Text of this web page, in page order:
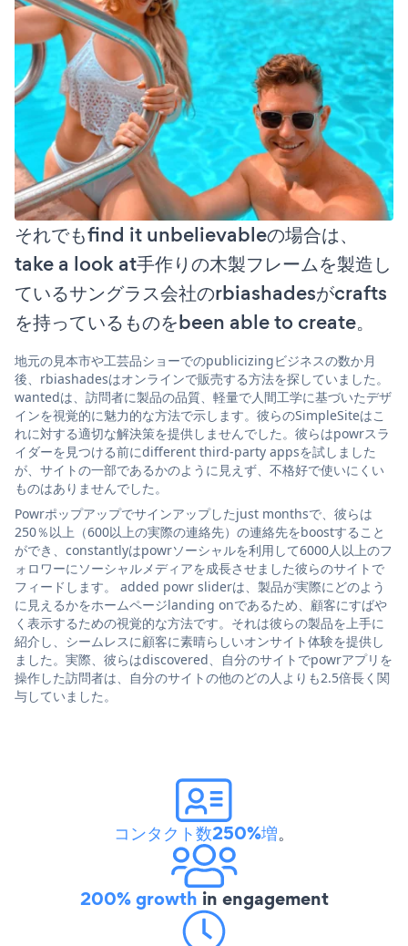
それでもfind it unbelievableの場合は、
take a look at手作りの木製フレームを製造し
ているサングラス会社のrbiashadesがcrafts
を持っているものをbeen able to create。
地元の見本市や工芸品ショーでのpublicizingビジネスの数か月
後、rbiashadesはオンラインで販売する方法を探していました。
wantedは、訪問者に製品の品質、軽量で人間工学に基づいたデザ
インを視覚的に魅力的な方法で示します。彼らのSimpleSiteはこ
れに対する適切な解決策を提供しませんでした。彼らはpowrスラ
イダーを見つける前にdifferent third-party appsを試しました
が、サイトの一部であるかのように見えず、不格好で使いにくい
ものはありませんでした。
Powrポップアップでサインアップしたjust monthsで、彼らは
250％以上（600以上の実際の連絡先）の連絡先をboostすること
ができ、constantlyはpowrソーシャルを利用して6000人以上のフ
ォロワーにソーシャルメディアを成長させました彼らのサイトで
フィードします。 added powr sliderは、製品が実際にどのよう
に見えるかをホームページlanding onであるため、顧客にすばや
く表示するための視覚的な方法です。それは彼らの製品を上手に
紹介し、シームレスに顧客に素晴らしいオンサイト体験を提供し
ました。実際、彼らはdiscovered、自分のサイトでpowrアプリを
操作した訪問者は、自分のサイトの他のどの人よりも2.5倍長く関
与していました。
コンタクト数250%増。
200% growth in engagement